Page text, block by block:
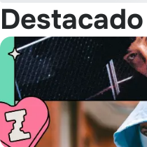
Destacado